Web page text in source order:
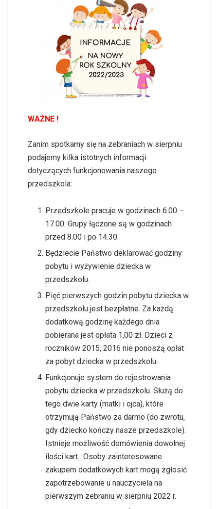
WAŻNE !
Zanim spotkamy się na zebraniach w sierpniu
podajemy kilka istotnych informacji
dotyczących funkcjonowania naszego
przedszkola:
Przedszkole pracuje w godzinach 6.00 –
17.00. Grupy łączone są w godzinach
przed 8.00 i po 14.30.
Będziecie Państwo deklarować godziny
pobytu i wyżywienie dziecka w
przedszkolu.
Pięć pierwszych godzin pobytu dziecka w
przedszkolu jest bezpłatne. Za każdą
dodatkową godzinę każdego dnia
pobierana jest opłata 1,00 zł. Dzieci z
roczników 2015, 2016 nie ponoszą opłat
za pobyt dziecka w przedszkolu.
Funkcjonuje system do rejestrowania
pobytu dziecka w przedszkolu. Służą do
tego dwie karty (matki i ojca), które
otrzymują Państwo za darmo (do zwrotu,
gdy dziecko kończy nasze przedszkole).
Istnieje możliwość domówienia dowolnej
ilości kart . Osoby zainteresowane
zakupem dodatkowych kart mogą zgłosić
zapotrzebowanie u nauczyciela na
pierwszym zebraniu w sierpniu 2022 r.